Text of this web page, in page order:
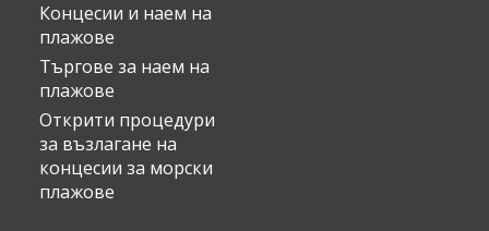
Концесии и наем на
плажове
Търгове за наем на
плажове
Открити процедури
за възлагане на
концесии за морски
плажове